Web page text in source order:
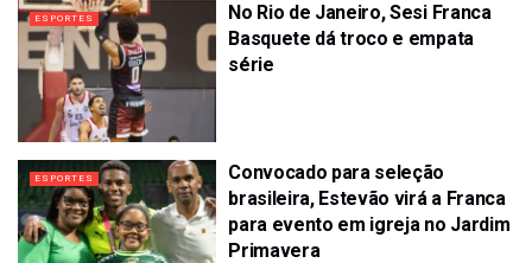
ESPORTES
No Rio de Janeiro, Sesi Franca
Basquete dá troco e empata
série
ESPORTES
Convocado para seleção
brasileira, Estevão virá a Franca
para evento em igreja no Jardim
Primavera